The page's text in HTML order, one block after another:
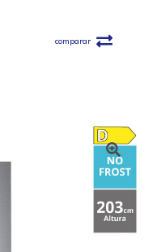
comparar